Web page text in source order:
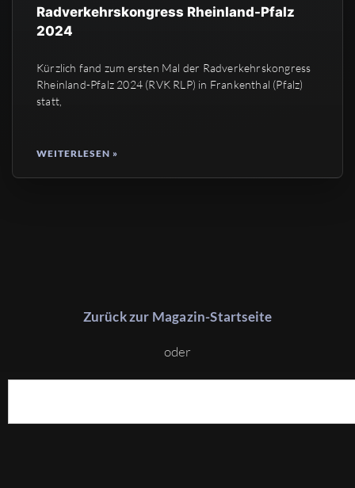
Radverkehrskongress Rheinland-Pfalz
2024
Kürzlich fand zum ersten Mal der Radverkehrskongress
Rheinland-Pfalz 2024 (RVK RLP) in Frankenthal (Pfalz)
statt,
WEITERLESEN »
Zurück zur Magazin-Startseite
oder